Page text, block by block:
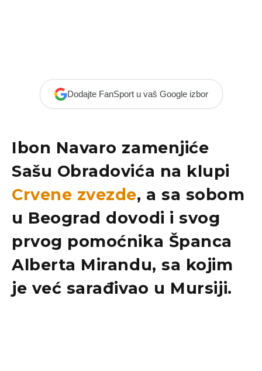
Dodajte FanSport u vaš Google izbor
Ibon Navaro zamenjiće
Sašu Obradovića na klupi
Crvene zvezde, a sa sobom
u Beograd dovodi i svog
prvog pomoćnika Španca
Alberta Mirandu, sa kojim
je već sarađivao u Mursiji.